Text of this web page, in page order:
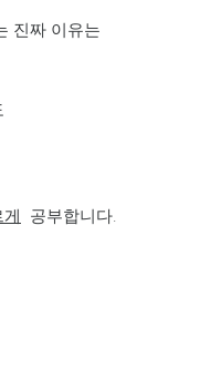
진짜 이유는
게
공부합니다.